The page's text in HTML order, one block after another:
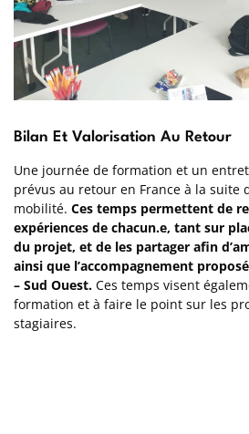
Bilan Et Valorisation Au Retour
Une journée de formation et un
prévus au retour en France à la suite
mobilité. Ces temps permettent de
expériences de chacun.e, tant sur
du projet, et de les partager afin
ainsi que l’accompagnement
– Sud Ouest. Ces temps visent
formation et à faire le point sur les
stagiaires.